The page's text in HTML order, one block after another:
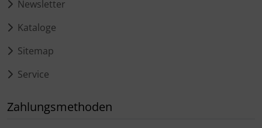
Newsletter
Kataloge
Sitemap
Service
Zahlungsmethoden